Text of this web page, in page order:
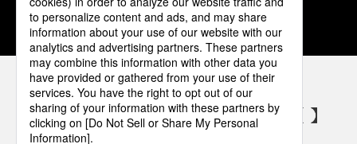
1 2 3 4 5
パナソニックの電気設備 SNSアカウント